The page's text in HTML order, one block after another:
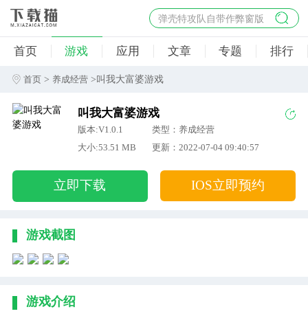
弹壳特攻队自带作弊窗版
杀手47行动
地狱幸存者破解版
首页 游戏 应用 文章 专题 排行
首页 > 养成经营 >叫我大富婆游戏
叫我大富婆游戏
版本:V1.0.1
类型：养成经营
大小:53.51 MB
更新：2022-07-04 09:40:57
立即下载 IOS立即预约
游戏截图
游戏介绍